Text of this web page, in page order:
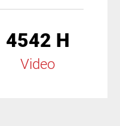
4542 H
Video